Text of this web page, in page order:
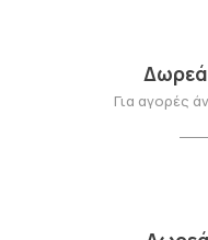
Για αγορές